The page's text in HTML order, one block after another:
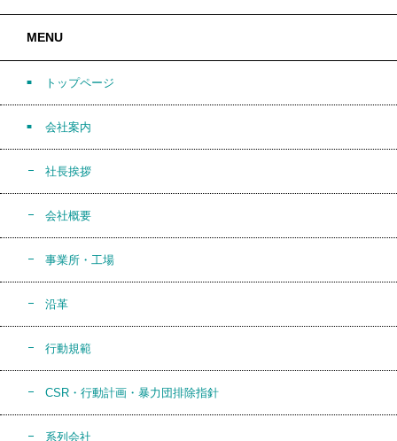
MENU
トップページ
会社案内
社長挨拶
会社概要
事業所・工場
沿革
行動規範
CSR・行動計画・暴力団排除指針
系列会社